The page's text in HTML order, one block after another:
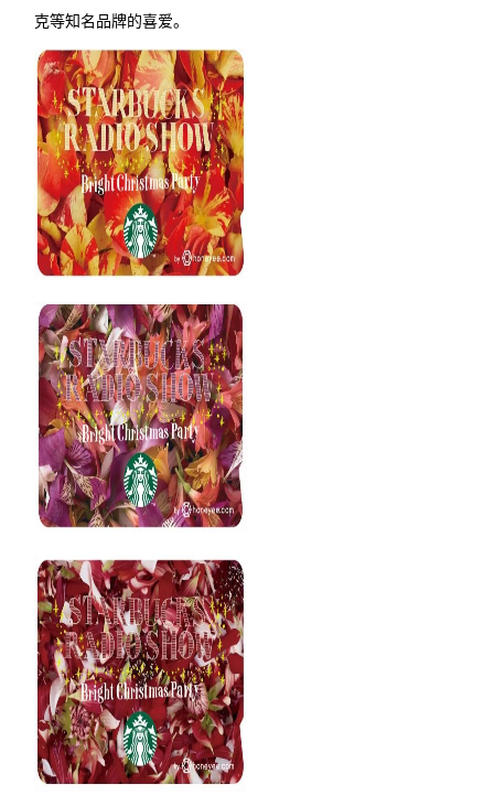
克等知名品牌的喜爱。